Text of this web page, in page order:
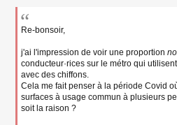
e
Re-bonsoir,
j'ai l'impression de voir une proportion
conducteur·rices sur le métro qui
avec des chiffons.
Cela me fait penser à la période Covid
surfaces à usage commun à plusieurs
soit la raison ?